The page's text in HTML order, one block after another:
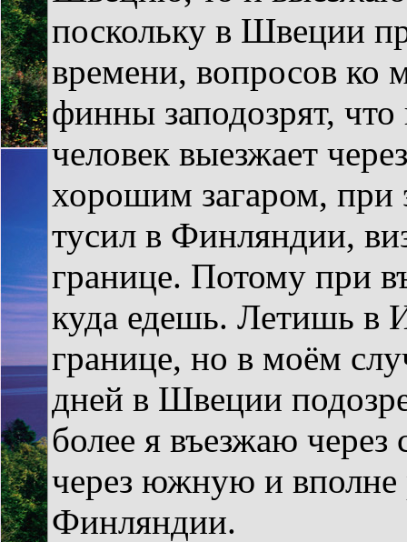
поскольку в Швеции
времени, вопросов ко
финны заподозрят,
человек выезжает
хорошим загаром, при
тусил в Финляндии,
границе. Потому при
куда едешь. Летишь в
границе, но в моём
дней в Швеции
более я въезжаю
через южную и вполне
Финляндии.